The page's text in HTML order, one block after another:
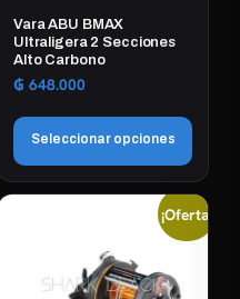
Vara ABU BMAX
Ultraligera 2 Secciones
Alto Carbono
₲ 648.000
Seleccionar opciones
Este
múltiples
¡Oferta!